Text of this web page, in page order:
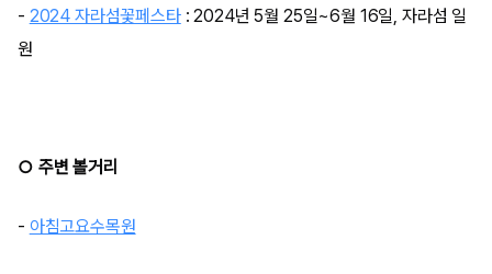
- 2024 자라섬꽃페스타: 2024년 5월 25일~6월 16일, 자라섬 일
원
○ 주변 볼거리
- 아침고요수목원